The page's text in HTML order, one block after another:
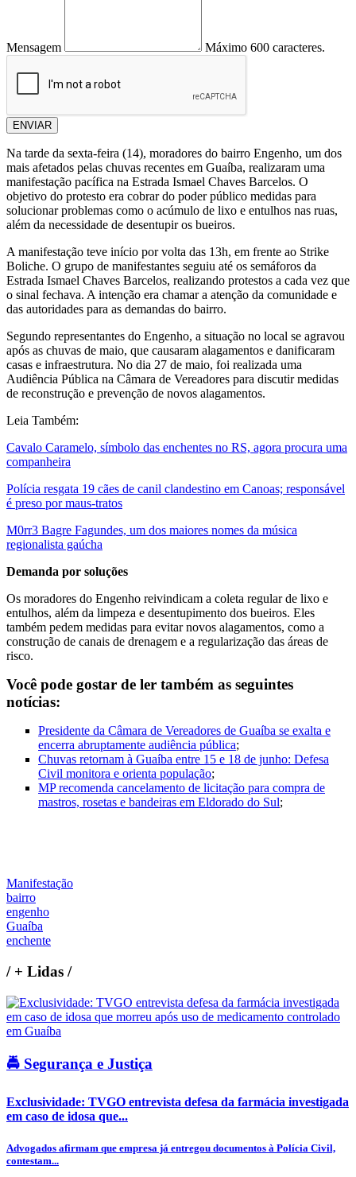
Mensagem Máximo 600 caracteres.
ENVIAR
Na tarde da sexta-feira (14), moradores do bairro Engenho, um dos
mais afetados pelas chuvas recentes em Guaíba, realizaram uma
manifestação pacífica na Estrada Ismael Chaves Barcelos. O
objetivo do protesto era cobrar do poder público medidas para
solucionar problemas como o acúmulo de lixo e entulhos nas ruas,
além da necessidade de desentupir os bueiros.
A manifestação teve início por volta das 13h, em frente ao Strike
Boliche. O grupo de manifestantes seguiu até os semáforos da
Estrada Ismael Chaves Barcelos, realizando protestos a cada vez que
o sinal fechava. A intenção era chamar a atenção da comunidade e
das autoridades para as demandas do bairro.
Segundo representantes do Engenho, a situação no local se agravou
após as chuvas de maio, que causaram alagamentos e danificaram
casas e infraestrutura. No dia 27 de maio, foi realizada uma
Audiência Pública na Câmara de Vereadores para discutir medidas
de reconstrução e prevenção de novos alagamentos.
Leia Também:
Cavalo Caramelo, símbolo das enchentes no RS, agora procura uma
companheira
Polícia resgata 19 cães de canil clandestino em Canoas; responsável
é preso por maus-tratos
M0rr3 Bagre Fagundes, um dos maiores nomes da música
regionalista gaúcha
Demanda por soluções
Os moradores do Engenho reivindicam a coleta regular de lixo e
entulhos, além da limpeza e desentupimento dos bueiros. Eles
também pedem medidas para evitar novos alagamentos, como a
construção de canais de drenagem e a regularização das áreas de
risco.
Você pode gostar de ler também as seguintes
notícias:
Presidente da Câmara de Vereadores de Guaíba se exalta e
encerra abruptamente audiência pública;
Chuvas retornam à Guaíba entre 15 e 18 de junho: Defesa
Civil monitora e orienta população;
MP recomenda cancelamento de licitação para compra de
mastros, rosetas e bandeiras em Eldorado do Sul;
Manifestação
bairro
engenho
Guaíba
enchente
/+ Lidas /
🚔 Segurança e Justiça
Exclusividade: TVGO entrevista defesa da farmácia investigada
em caso de idosa que...
Advogados afirmam que empresa já entregou documentos à Polícia Civil,
contestam...